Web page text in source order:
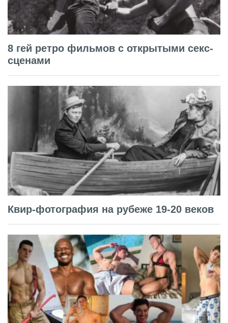
8 гей ретро фильмов с открытыми секс-
сценами
Квир-фотография на рубеже 19-20 веков